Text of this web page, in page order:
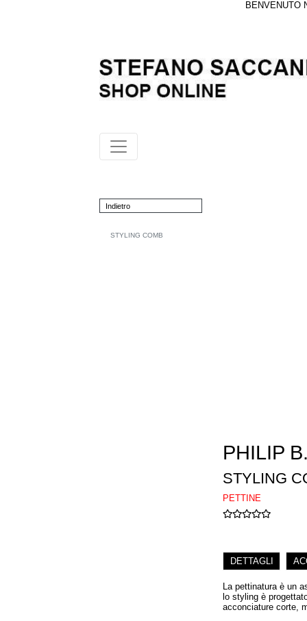
BENVENUTO
Indietro
STYLING COMB
PHILIP
STYLING
PETTINE
DETTAGLI
La pettinatura è un
lo styling è
acconciature corte,